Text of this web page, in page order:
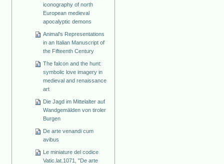
iconography of north
European medieval
apocalyptic demons
Animal's Representations
in an Italian Manuscript of
the Fifteenth Century
The falcon and the hunt:
symbolic love imagery in
medieval and renaissance
art
Die Jagd im Mittelalter auf
Wandgemälden von tiroler
Burgen
De arte venandi cum
avibus
Le miniature del codice
Vatic.lat.1071, "De arte